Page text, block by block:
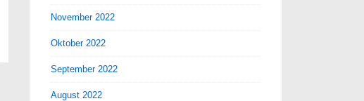
November 2022
Oktober 2022
September 2022
August 2022